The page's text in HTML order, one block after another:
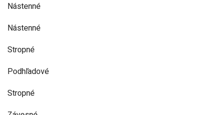
Nástenné
Nástenné
Stropné
Podhľadové
Stropné